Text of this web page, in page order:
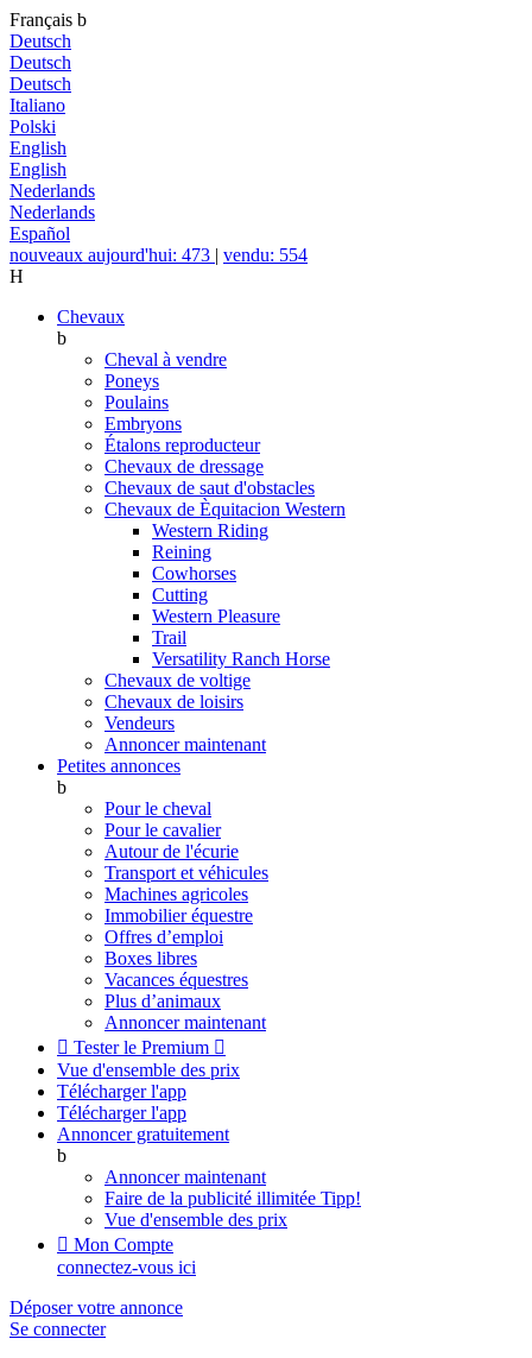
Français b
Deutsch
Deutsch
Deutsch
Italiano
Polski
English
English
Nederlands
Nederlands
Español
nouveaux aujourd'hui: 473 | vendu: 554
H
Chevaux
b
Cheval à vendre
Poneys
Poulains
Embryons
Étalons reproducteur
Chevaux de dressage
Chevaux de saut d'obstacles
Chevaux de Èquitacion Western
Western Riding
Reining
Cowhorses
Cutting
Western Pleasure
Trail
Versatility Ranch Horse
Chevaux de voltige
Chevaux de loisirs
Vendeurs
Annoncer maintenant
Petites annonces
b
Pour le cheval
Pour le cavalier
Autour de l'écurie
Transport et véhicules
Machines agricoles
Immobilier équestre
Offres d’emploi
Boxes libres
Vacances équestres
Plus d’animaux
Annoncer maintenant
 Tester le Premium 
Vue d'ensemble des prix
Télécharger l'app
Télécharger l'app
Annoncer gratuitement
b
Annoncer maintenant
Faire de la publicité illimitée Tipp!
Vue d'ensemble des prix
 Mon Compte
connectez-vous ici
Déposer votre annonce
Se connecter